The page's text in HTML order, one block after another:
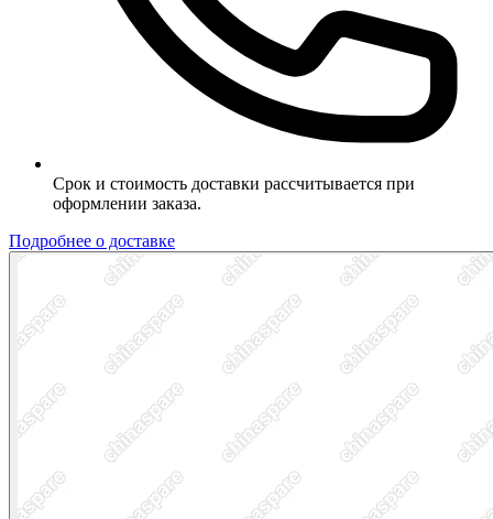
Срок и стоимость доставки рассчитывается при
оформлении заказа.
Подробнее о доставке